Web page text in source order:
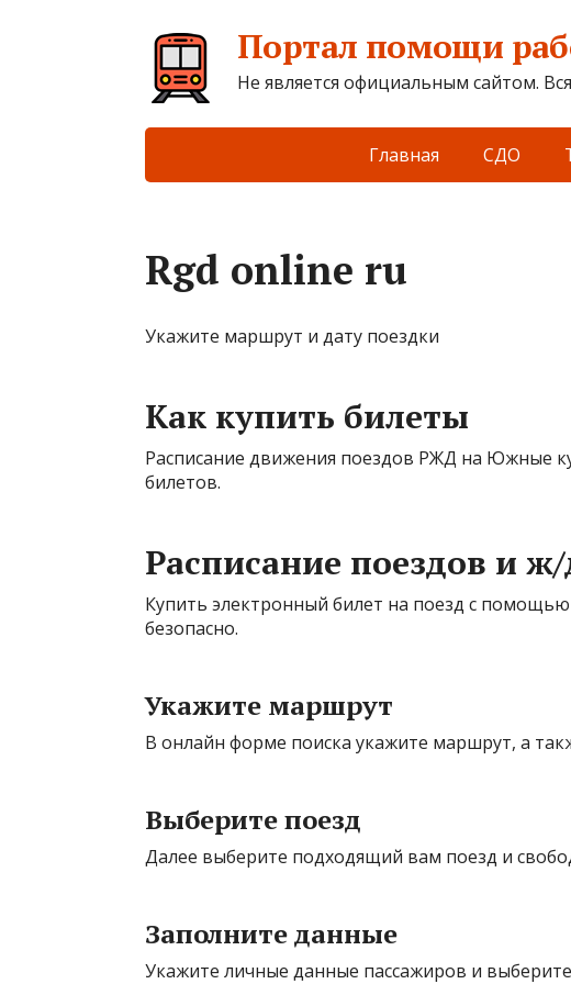
Портал помощи
Не является официальным сайтом.
Главная СДО
Rgd online ru
Укажите маршрут и дату поездки
Как купить билеты
Расписание движения поездов РЖД на Южные
билетов.
Расписание поездов и
Купить электронный билет на поезд с
безопасно.
Укажите маршрут
В онлайн форме поиска укажите маршрут, а
Выберите поезд
Далее выберите подходящий вам поезд и
Заполните данные
Укажите личные данные пассажиров и